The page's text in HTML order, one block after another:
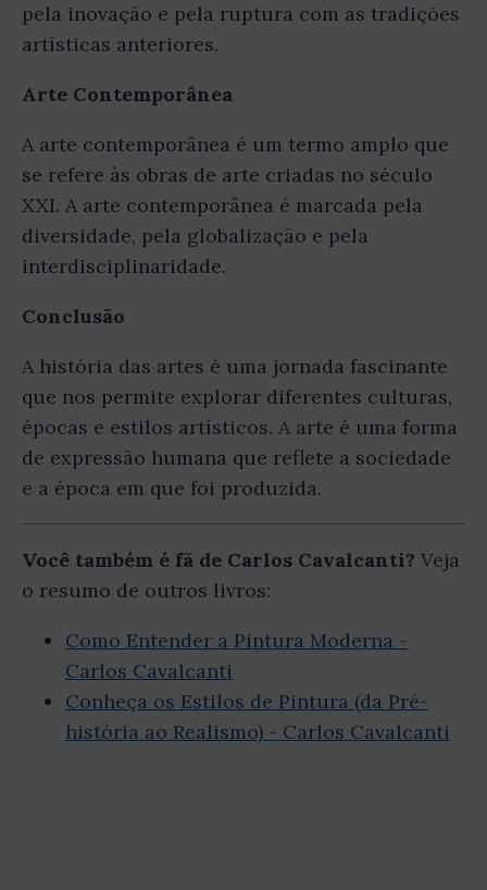
pela inovação e pela ruptura com as tradições
artísticas anteriores.
Arte Contemporânea
A arte contemporânea é um termo amplo que
se refere às obras de arte criadas no século
XXI. A arte contemporânea é marcada pela
diversidade, pela globalização e pela
interdisciplinaridade.
Conclusão
A história das artes é uma jornada fascinante
que nos permite explorar diferentes culturas,
épocas e estilos artísticos. A arte é uma forma
de expressão humana que reflete a sociedade
e a época em que foi produzida.
Você também é fã de Carlos Cavalcanti? Veja
o resumo de outros livros:
Como Entender a Pintura Moderna -
Carlos Cavalcanti
Conheça os Estilos de Pintura (da Pré-
história ao Realismo) - Carlos Cavalcanti